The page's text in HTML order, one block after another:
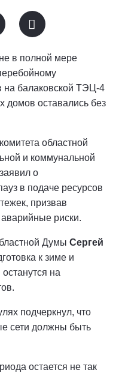
в полной мере
на балаковской ТЭЦ-4
домов оставались без
областной
и коммунальной
заявил о
в подаче ресурсов
призвав
риски.
Думы Сергей
к зиме и
на
подчеркнул, что
сети должны быть
остается не так